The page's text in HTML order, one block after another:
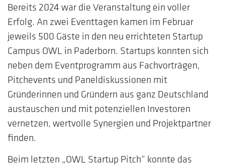
Bereits 2024 war die Veranstaltung ein voller
Erfolg. An zwei Eventtagen kamen im Februar
jeweils 500 Gäste in den neu errichteten Startup
Campus OWL in Paderborn. Startups konnten sich
neben dem Eventprogramm aus Fachvorträgen,
Pitchevents und Paneldiskussionen mit
Gründerinnen und Gründern aus ganz Deutschland
austauschen und mit potenziellen Investoren
vernetzen, wertvolle Synergien und Projektpartner
finden.
Beim letzten „OWL Startup Pitch“ konnte das